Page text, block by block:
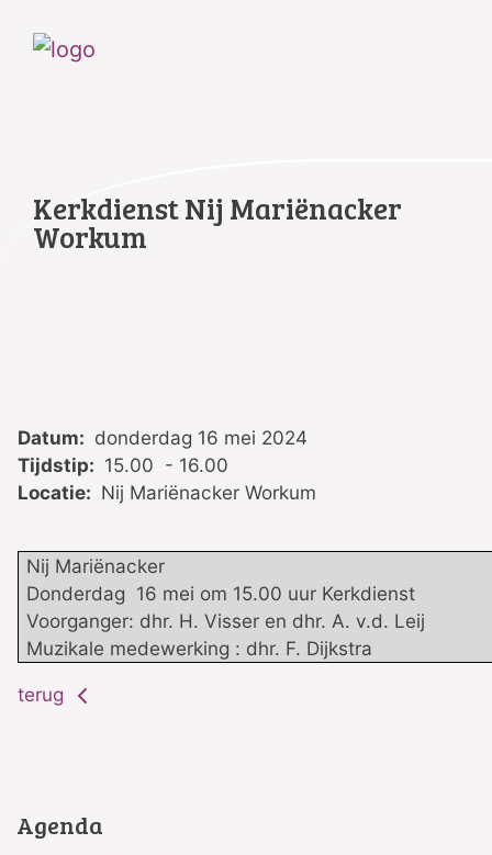
Kerkdienst Nij Mariënacker
Workum
Datum: donderdag 16 mei 2024
Tijdstip: 15.00 - 16.00
Locatie: Nij Mariënacker Workum
Nij Mariënacker
Donderdag 16 mei om 15.00 uur Kerkdienst
Voorganger: dhr. H. Visser en dhr. A. v.d. Leij
Muzikale medewerking : dhr. F. Dijkstra
terug
Agenda